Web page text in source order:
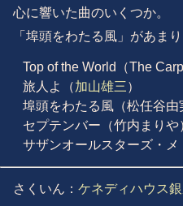
心に響いた曲のいくつか。
「埠頭をわたる風」があま
Top of the World（The
旅人よ（加山雄三）
埠頭をわたる風（松任谷由
セプテンバー（竹内まりや
サザンオールスターズ・メ
さくいん： ケネディハウス